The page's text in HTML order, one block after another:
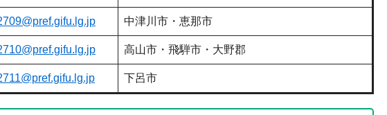
中津川市・恵那市
高山市・飛騨市・大野郡
下呂市